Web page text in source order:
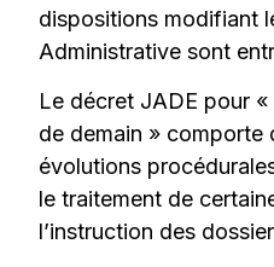
dispositions modifiant
Administrative sont
Le décret JADE pour
de demain » comporte
évolutions
le traitement de
l’instruction des